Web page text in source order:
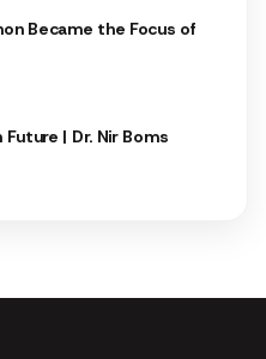
Became the Focus of
Future | Dr. Nir Boms